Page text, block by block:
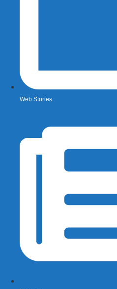
Web Stories